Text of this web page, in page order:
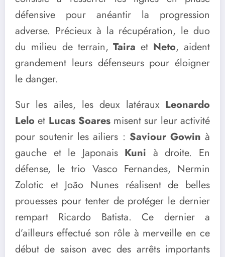
défensive pour anéantir la progression
adverse. Précieux à la récupération, le duo
du milieu de terrain,Taira et Neto, aident
grandement leurs défenseurs pour éloigner
le danger.
Sur les ailes, les deux latérauxLeonardo
Lelo et Lucas Soaresmisent sur leur activité
pour soutenir les ailiers : Saviour Gowin à
gauche et le Japonais Kuni à droite. En
défense, le trio Vasco Fernandes, Nermin
Zolotic et João Nunes réalisent de belles
prouesses pour tenter de protéger le dernier
rempart Ricardo Batista. Ce dernier a
d’ailleurs effectué son rôle à merveille en ce
début de saison avec des arrêts importants